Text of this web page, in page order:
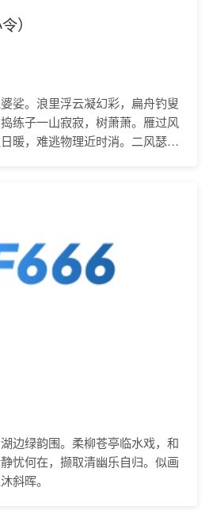
）
娑。浪里浮云凝幻彩，扁舟钓叟
练子一山寂寂，树萧萧。雁过风
暖，难逃物理近时消。二风瑟
边绿韵围。柔柳苍亭临水戏，和
忧何在，撷取清幽乐自归。似画
斜晖。